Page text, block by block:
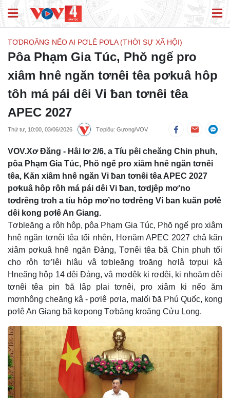
TƠDROĂNG NẾO AI PƠLÊ PƠLA (THỜI SỰ XÃ HỘI)
Pôa Phạm Gia Túc, Phŏ ngế pro
xiâm hnê ngăn tơnêi têa pơkuâ hôp
tôh má pái dêi Vi ƀan tơnêi têa
APEC 2027
Thứ tư, 10:00, 03/06/2026 Tơplôu: Gương/VOV
VOV.Xơ Đăng - Hâi lơ 2/6, a Tíu pêi cheăng Chin phuh,
pôa Phạm Gia Túc, Phŏ ngế pro xiâm hnê ngăn tơnêi
têa, Kăn xiâm hnê ngăn Vi ƀan tơnêi têa APEC 2027
pơkuâ hôp rôh má pái dêi Vi ƀan, tơdjêp mơ’no
tơdrêng troh a tíu hôp mơ’no tơdrêng Vi ban kuăn pơlê
dêi kong pơlê An Giang.
Tơbleăng a rôh hôp, pôa Phạm Gia Túc, Phŏ ngế pro xiâm
hnê ngăn tơnêi têa tối nhên, Hơnăm APEC 2027 châ kăn
xiâm pơkuâ hnê ngăn Đảng, Tơnêi têa ƀă Chin phuh tối
cho rôh tơ’lêi hlâu vâ tơbleăng troăng hơlâ tơpui kâ
Hneăng hôp 14 dêi Đảng, vâ mơdêk ki rơdêi, ki nhoăm dêi
tơnêi têa pin ƀă lâp plai tơnêi, pro xiâm ki nếo ăm
mơnhông cheăng kâ - pơlê pơla, malối ƀă Phú Quốc, kong
pơlê An Giang ƀă kơpong Tơbăng kroăng Cửu Long.